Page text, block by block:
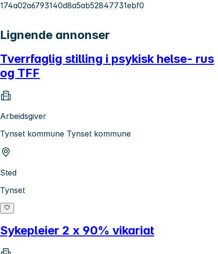
174a02a6793140d8a5ab52847731ebf0
Lignende annonser
Tverrfaglig stilling i psykisk helse- rus
og TFF
Arbeidsgiver
Tynset kommune Tynset kommune
Sted
Tynset
Sykepleier 2 x 90% vikariat